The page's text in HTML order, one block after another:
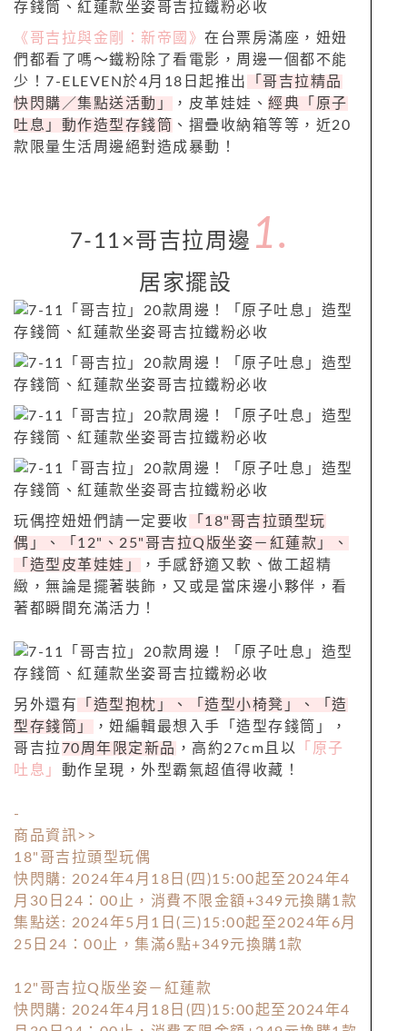
《哥吉拉與金剛：新帝國》 在台票房滿座，妞妞
們都看了嗎～鐵粉除了看電影，周邊一個都不能
少！7-ELEVEN於4月18日起推出
「哥吉拉精品
快閃購／集點送活動」
，皮革娃娃、 經典「原子
吐息」動作造型存錢筒 、摺疊收納箱等等，近20
款限量生活周邊絕對造成暴動！
7-11×哥吉拉周邊 1.
居家擺設
玩偶控妞妞們請一定要收 「18"哥吉拉頭型玩
偶」、「12"、25"哥吉拉Q版坐姿－紅蓮款」、
「造型皮革娃娃」
，手感舒適又軟、做工超精
緻，無論是擺著裝飾，又或是當床邊小夥伴，看
著都瞬間充滿活力！
另外還有
「造型抱枕」、「造型小椅凳」、「造
型存錢筒」
，妞編輯最想入手「造型存錢筒」，
哥吉拉70周年限定新品 ，高約27cm且以
「原子
吐息」 動作呈現，外型霸氣超值得收藏！
-
商品資訊>>
18"哥吉拉頭型玩偶
快閃購: 2024年4月18日(四)15:00起至2024年4
月30日24：00止，消費不限金額+349元換購1款
集點送: 2024年5月1日(三)15:00起至2024年6月
25日24：00止，集滿6點+349元換購1款
12"哥吉拉Q版坐姿－紅蓮款
快閃購: 2024年4月18日(四)15:00起至2024年4